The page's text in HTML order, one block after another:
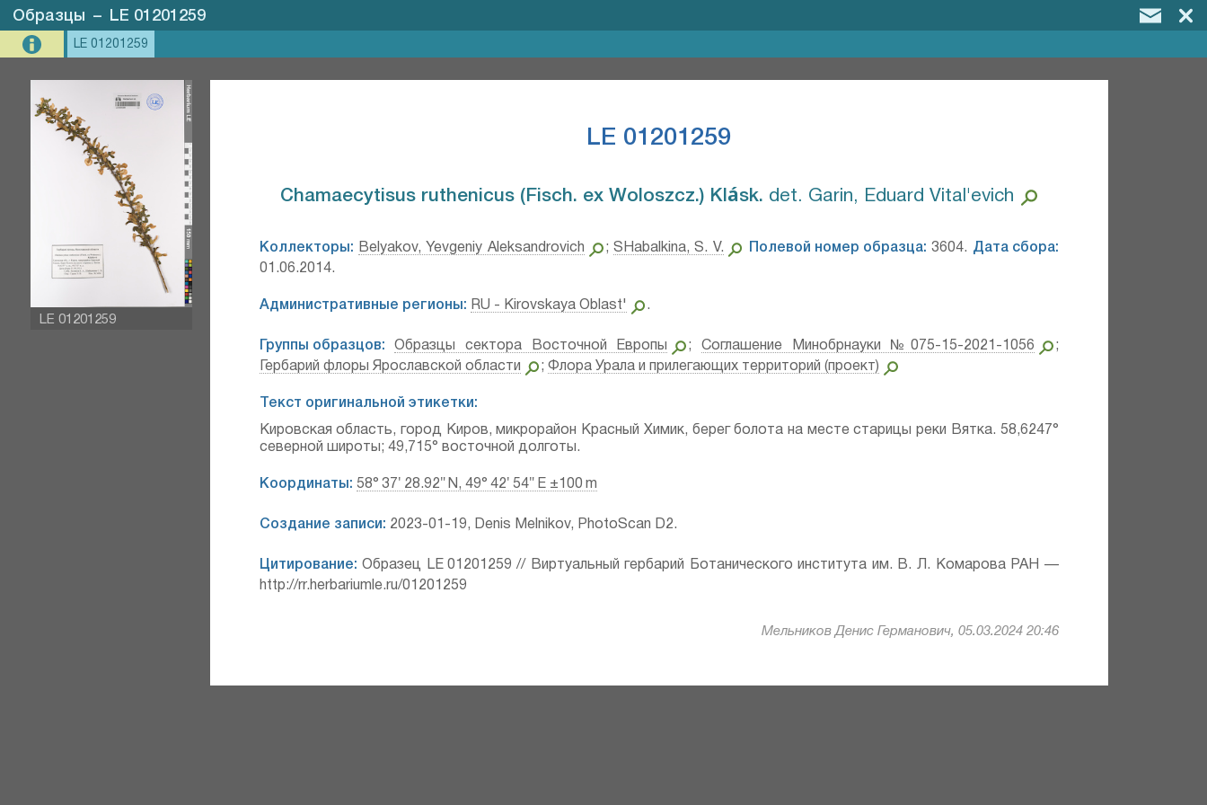
Образцы – LE 01201259
LE 01201259
LE 01201259
LE 01201259
Chamaecytisus ruthenicus (Fisch. ex Woloszcz.) Klásk.⁣ det. Garin, Eduard Vital'evich
Коллекторы: Belyakov, Yevgeniy Aleksandrovich ; SHabalkina, S. V. Полевой номер образца: 3604. Дата сбора:
01.06.2014.
Административные регионы: RU - Kirovskaya Oblast' .
Группы образцов: Образцы сектора Восточной Европы ; Соглашение Минобрнауки №075-15-2021-1056
;
Гербарий флоры Ярославской области
;Флора Урала и прилегающих территорий (проект)
Текст оригинальной этикетки:
Кировская область, город Киров, микрорайон Красный Химик, берег болота на месте старицы реки Вятка. 58,6247°
северной широты; 49,715° восточной долготы.
Координаты: 58° 37′ 28.92″ N, 49° 42′ 54″ E ±100 m
Создание записи: 2023-01-19, Denis Melnikov, PhotoScan D2.
Цитирование: Образец LE 01201259 // Виртуальный гербарий Ботанического института им. В. Л. Комарова РАН —
http://rr.herbariumle.ru/01201259
Мельников Денис Германович, 05.03.2024 20:46